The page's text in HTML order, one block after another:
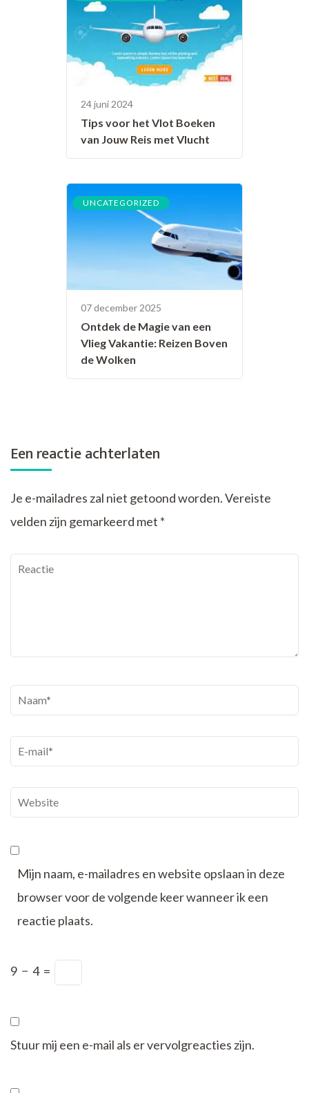
24 juni 2024
Tips voor het Vlot Boeken
van Jouw Reis met Vlucht
UNCATEGORIZED
07 december 2025
Ontdek de Magie van een
Vlieg Vakantie: Reizen Boven
de Wolken
Een reactie achterlaten
Je e-mailadres zal niet getoond worden.Vereiste
velden zijn gemarkeerd met *
Reactie
Naam*
E-
mail*
Website
Mijn naam, e-mailadres en website opslaan in deze
browser voor de volgende keer wanneer ik een
reactie plaats.
9 − 4 =
Stuur mij een e-mail als er vervolgreacties zijn.